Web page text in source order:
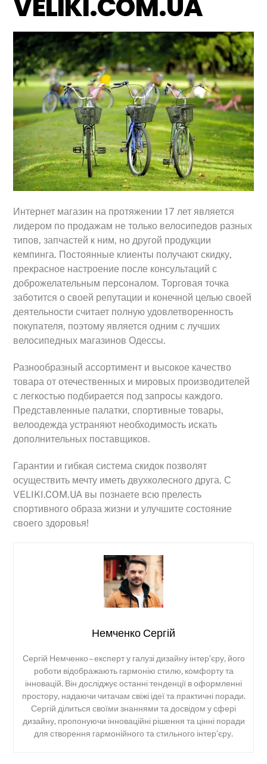
Интернет магазин на протяжении 17 лет является
лидером по продажам не только велосипедов разных
типов, запчастей к ним, но другой продукции
кемпинга. Постоянные клиенты получают скидку,
прекрасное настроение после консультаций с
доброжелательным персоналом. Торговая точка
заботится о своей репутации и конечной целью своей
деятельности считает полную удовлетворенность
покупателя, поэтому является одним с лучших
велосипедных магазинов Одессы.
Разнообразный ассортимент и высокое качество
товара от отечественных и мировых производителей
с легкостью подбирается под запросы каждого.
Представленные палатки, спортивные товары,
велоодежда устраняют необходимость искать
дополнительных поставщиков.
Гарантии и гибкая система скидок позволят
осуществить мечту иметь двухколесного друга. С
VELIKI.COM.UA вы познаете всю прелесть
спортивного образа жизни и улучшите состояние
своего здоровья!
Немченко Сергій
Сергій Немченко – експерт у галузі дизайну інтер’єру, його
роботи відображають гармонію стилю, комфорту та
інновацій. Він досліджує останні тенденції в оформленні
простору, надаючи читачам свіжі ідеї та практичні поради.
Сергій ділиться своїми знаннями та досвідом у сфері
дизайну, пропонуючи інноваційні рішення та цінні поради
для створення гармонійного та стильного інтер’єру.